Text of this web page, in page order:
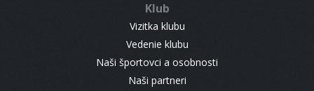
Klub
Vizitka klubu
Vedenie klubu
Naši športovci a osobnosti
Naši partneri
CONTACT